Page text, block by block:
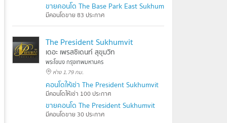
ขายคอนโด The Base Park East Sukhumvit 77
มีคอนโดขาย 83 ประกาศ
The President Sukhumvit
เดอะ เพรสซิเดนท์ สุขุมวิท
พระโขนง กรุงเทพมหานคร
ห่าง 1.79 กม.
คอนโดให้เช่า The President Sukhumvit
มีคอนโดให้เช่า 100 ประกาศ
ขายคอนโด The President Sukhumvit
มีคอนโดขาย 30 ประกาศ